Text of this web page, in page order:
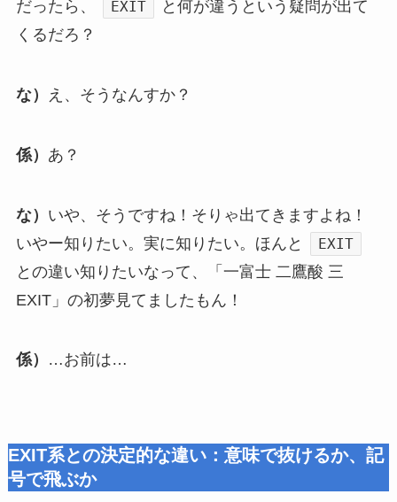
だったら、 EXIT
と何が違うという疑問が出て
くるだろ？
な） え、そうなんすか？
係） あ？
な） いや、そうですね！そりゃ出てきますよね！
いやー知りたい。実に知りたい。ほんと
EXIT
との違い知りたいなって、「一富士 二鷹酸 三
EXIT」の初夢見てましたもん！
係） …お前は…
EXIT系との決定的な違い：意味で抜けるか、記
号で飛ぶか